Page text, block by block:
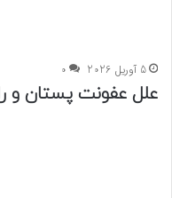
5 آوریل 2026 0
علل عفونت پستان و